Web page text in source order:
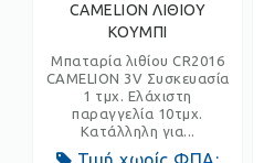
CAMELION ΛΙΘΙΟΥ
ΚΟΥΜΠΙ
Μπαταρία λιθίου CR2016
CAMELION 3V Συσκευασία
1 τμχ. Ελάχιστη
παραγγελία 10τμχ.
Κατάλληλη για...